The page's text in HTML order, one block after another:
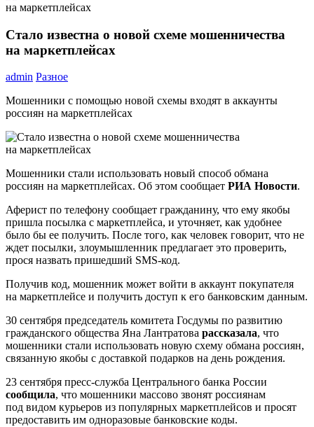
Стало известна о новой схеме мошенничества
на маркетплейсах
admin Разное
Мошенники с помощью новой схемы входят в аккаунты
россиян на маркетплейсах
Мошенники стали использовать новый способ обмана
россиян на маркетплейсах. Об этом сообщает РИА Новости.
Аферист по телефону сообщает гражданину, что ему якобы
пришла посылка с маркетплейса, и уточняет, как удобнее
было бы ее получить. После того, как человек говорит, что не
ждет посылки, злоумышленник предлагает это проверить,
прося назвать пришедший SMS-код.
Получив код, мошенник может войти в аккаунт покупателя
на маркетплейсе и получить доступ к его банковским данным.
30 сентября председатель комитета Госдумы по развитию
гражданского общества Яна Лантратова рассказала, что
мошенники стали использовать новую схему обмана россиян,
связанную якобы с доставкой подарков на день рождения.
23 сентября пресс-служба Центрального банка России
сообщила, что мошенники массово звонят россиянам
под видом курьеров из популярных маркетплейсов и просят
предоставить им одноразовые банковские коды.